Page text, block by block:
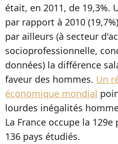
était, en 2011, de 19,3%.
par rapport à 2010
par ailleurs (à secteur
socioprofessionnelle,
données) la différence
faveur des hommes. Un
économique mondial
lourdes inégalités
La France occupe la
136 pays étudiés.